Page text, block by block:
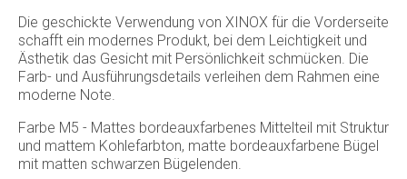
Die geschickte Verwendung von XINOX für die Vorderseite
schafft ein modernes Produkt, bei dem Leichtigkeit und
Ästhetik das Gesicht mit Persönlichkeit schmücken. Die
Farb- und Ausführungsdetails verleihen dem Rahmen eine
moderne Note.
Farbe M5 - Mattes bordeauxfarbenes Mittelteil mit Struktur
und mattem Kohlefarbton, matte bordeauxfarbene Bügel
mit matten schwarzen Bügelenden.